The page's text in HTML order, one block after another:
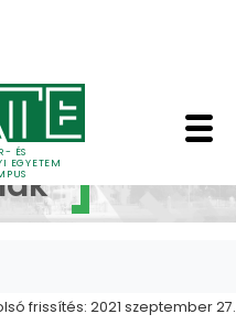
ÉS
EGYETEM
-
frissítés: 2021 szeptember 27.